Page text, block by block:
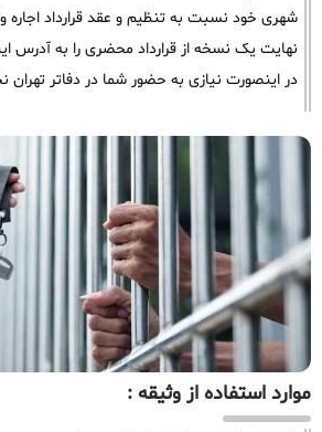
شهری خود نسبت به تنظیم و عقد قرارداد اجاره
نهایت یک نسخه از قرارداد محضری را به آدرس
در اینصورت نیازی به حضور شما در دفاتر تهران
موارد استفاده از وثیقه :